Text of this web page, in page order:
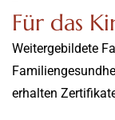
Für das
Weitergebildete
erhalten